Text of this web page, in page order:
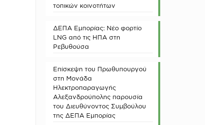
τοπικών κοινοτήτων
ΔΕΠΑ Εμπορίας: Νέο φορτίο
LNG από τις ΗΠΑ στη
Ρεβυθούσα
Επίσκεψη του Πρωθυπουργού
στη Μονάδα
Ηλεκτροπαραγωγής
Αλεξανδρούπολης παρουσία
του Διευθύνοντος Συμβούλου
της ΔΕΠΑ Εμπορίας